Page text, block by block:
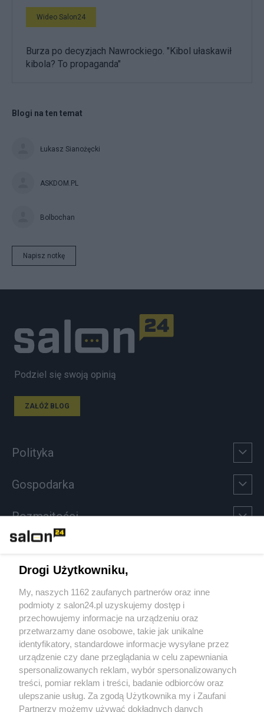
Wideo Salon24
Burza po decyzjach Nawrockiego. "Kibol ułaskawił
kibola? To propaganda"
Blogi na ten temat
Łukasz Sianożęcki
ASKDOM.PL
Bolbochan
Napisz notkę
Podziel się swoją opinią
ZAŁÓŻ BLOG
Polityka
Gospodarka
Rozmaitości
Sport
Społeczeństwo
Kultura
X Facebook Instagram Youtube
Drogi Użytkowniku,
My, naszych 1162 zaufanych partnerów oraz inne
podmioty z salon24.pl uzyskujemy dostęp i
przechowujemy informacje na urządzeniu oraz
przetwarzamy dane osobowe, takie jak unikalne
identyfikatory, standardowe informacje wysyłane przez
urządzenie czy dane przeglądania w celu zapewniania
spersonalizowanych reklam, wybór spersonalizowanych
treści, pomiar reklam i treści, badanie odbiorców oraz
ulepszanie usług. Za zgodą Użytkownika my i Zaufani
Partnerzy możemy używać dokładnych danych